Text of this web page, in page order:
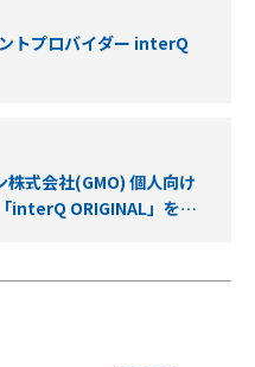
トプロバイダー interQ
式会社(GMO) 個人向け
interQ ORIGINAL」を提